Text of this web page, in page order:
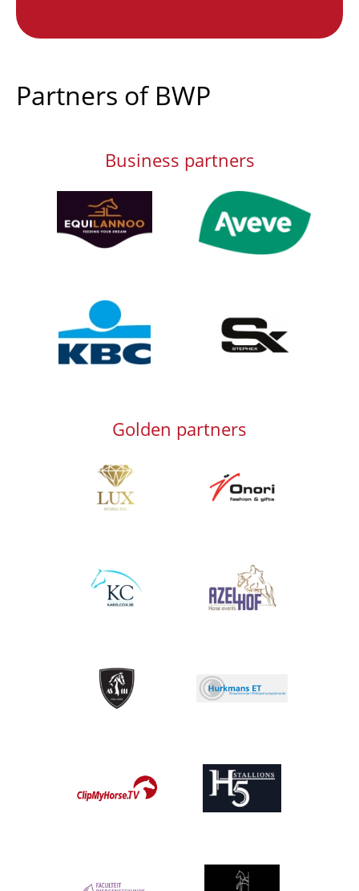
Partners of BWP
Business partners
Afbeelding Afbeelding
Afbeelding
Golden partners
Afbeelding Afbeelding
Afbeelding Afbeelding
Afbeelding
Afbeelding
Afbeelding
Afbeelding Afbeelding